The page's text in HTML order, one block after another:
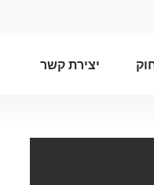
יצירת קשר